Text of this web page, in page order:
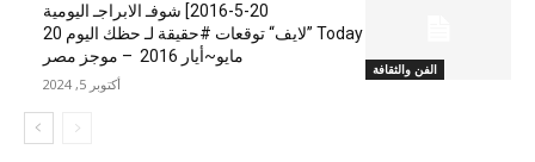
الفن والثقافة
20-5-2016] شوفـ الابراجـ اليومية
Today ”لايف“ توقعات #حقيقة لـ حظك اليوم 20
مايو~أيار 2016 – موجز مصر
أكتوبر 5, 2024